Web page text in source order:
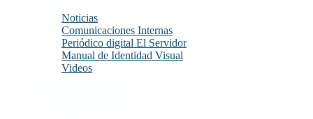
Noticias
Comunicaciones Internas
Periódico digital El Servidor
Manual de Identidad Visual
Videos